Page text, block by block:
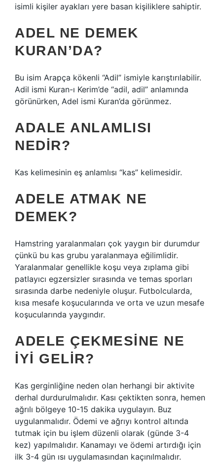
isimli kişiler ayakları yere basan kişiliklere sahiptir.
ADEL NE DEMEK
KURAN’DA?
Bu isim Arapça kökenli “Adil” ismiyle karıştırılabilir.
Adil ismi Kuran-ı Kerim’de “adil, adil” anlamında
görünürken, Adel ismi Kuran’da görünmez.
ADALE ANLAMLISI
NEDIR?
Kas kelimesinin eş anlamlısı “kas” kelimesidir.
ADELE ATMAK NE
DEMEK?
Hamstring yaralanmaları çok yaygın bir durumdur
çünkü bu kas grubu yaralanmaya eğilimlidir.
Yaralanmalar genellikle koşu veya zıplama gibi
patlayıcı egzersizler sırasında ve temas sporları
sırasında darbe nedeniyle oluşur. Futbolcularda,
kısa mesafe koşucularında ve orta ve uzun mesafe
koşucularında yaygındır.
ADELE ÇEKMESINE NE
IYI GELIR?
Kas gerginliğine neden olan herhangi bir aktivite
derhal durdurulmalıdır. Kası çektikten sonra, hemen
ağrılı bölgeye 10-15 dakika uygulayın. Buz
uygulanmalıdır. Ödemi ve ağrıyı kontrol altında
tutmak için bu işlem düzenli olarak (günde 3-4
kez) yapılmalıdır. Kanamayı ve ödemi artırdığı için
ilk 3-4 gün ısı uygulamasından kaçınılmalıdır.